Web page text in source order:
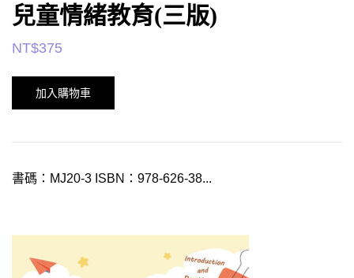
兒童情緒教育(三版)
NT$375
加入購物車
書碼：MJ20-3 ISBN：978-626-38...